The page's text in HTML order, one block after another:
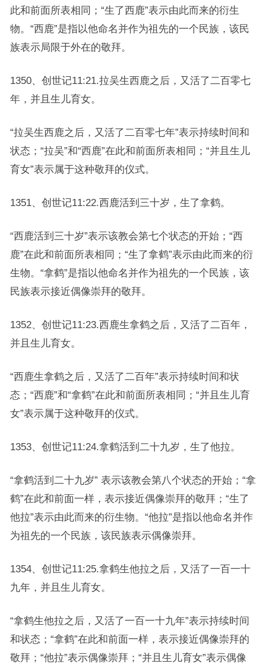
此和前面所表相同；“生了西鹿”表示由此而来的衍生
物。“西鹿”是指以他命名并作为祖先的一个民族，该民
族表示局限于外在的敬拜。
1350、创世记11:21.拉吴生西鹿之后，又活了二百零七
年，并且生儿育女。
“拉吴生西鹿之后，又活了二百零七年”表示持续时间和
状态；“拉吴”和“西鹿”在此和前面所表相同；“并且生儿
育女”表示属于这种敬拜的仪式。
1351、创世记11:22.西鹿活到三十岁，生了拿鹤。
“西鹿活到三十岁”表示该教会第七个状态的开始；“西
鹿”在此和前面所表相同；“生了拿鹤”表示由此而来的衍
生物。“拿鹤”是指以他命名并作为祖先的一个民族，该
民族表示接近偶像崇拜的敬拜。
1352、创世记11:23.西鹿生拿鹤之后，又活了二百年，
并且生儿育女。
“西鹿生拿鹤之后，又活了二百年”表示持续时间和状
态；“西鹿”和“拿鹤”在此和前面所表相同；“并且生儿育
女”表示属于这种敬拜的仪式。
1353、创世记11:24.拿鹤活到二十九岁，生了他拉。
“拿鹤活到二十九岁” 表示该教会第八个状态的开始；“拿
鹤”在此和前面一样，表示接近偶像崇拜的敬拜；“生了
他拉”表示由此而来的衍生物。“他拉”是指以他命名并作
为祖先的一个民族，该民族表示偶像崇拜。
1354、创世记11:25.拿鹤生他拉之后，又活了一百一十
九年，并且生儿育女。
“拿鹤生他拉之后，又活了一百一十九年”表示持续时间
和状态；“拿鹤”在此和前面一样，表示接近偶像崇拜的
敬拜；“他拉”表示偶像崇拜；“并且生儿育女”表示偶像